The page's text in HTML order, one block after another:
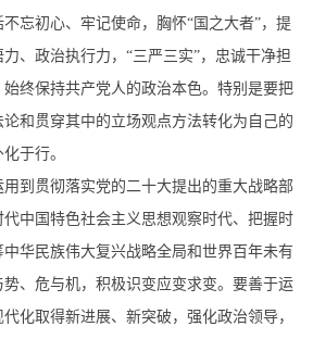
忘初心、牢记使命，胸怀“国之大者”，提
、政治执行力，“三严三实”，忠诚干净担
终保持共产党人的政治本色。特别是要把
和贯穿其中的立场观点方法转化为自己的
于行。
到贯彻落实党的二十大提出的重大战略部
中国特色社会主义思想观察时代、把握时
华民族伟大复兴战略全局和世界百年未有
、危与机，积极识变应变求变。要善于运
化取得新进展、新突破，强化政治领导，